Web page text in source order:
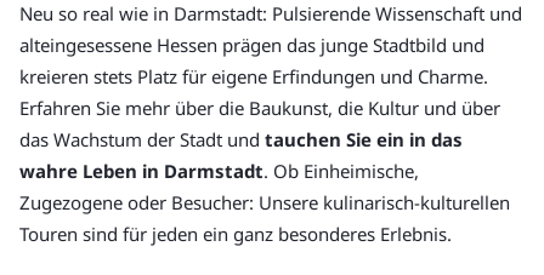
Neu so real wie in Darmstadt: Pulsierende Wissenschaft und
alteingesessene Hessen prägen das junge Stadtbild und
kreieren stets Platz für eigene Erfindungen und Charme.
Erfahren Sie mehr über die Baukunst, die Kultur und über
das Wachstum der Stadt und tauchen Sie ein in das
wahre Leben in Darmstadt. Ob Einheimische,
Zugezogene oder Besucher: Unsere kulinarisch-kulturellen
Touren sind für jeden ein ganz besonderes Erlebnis.